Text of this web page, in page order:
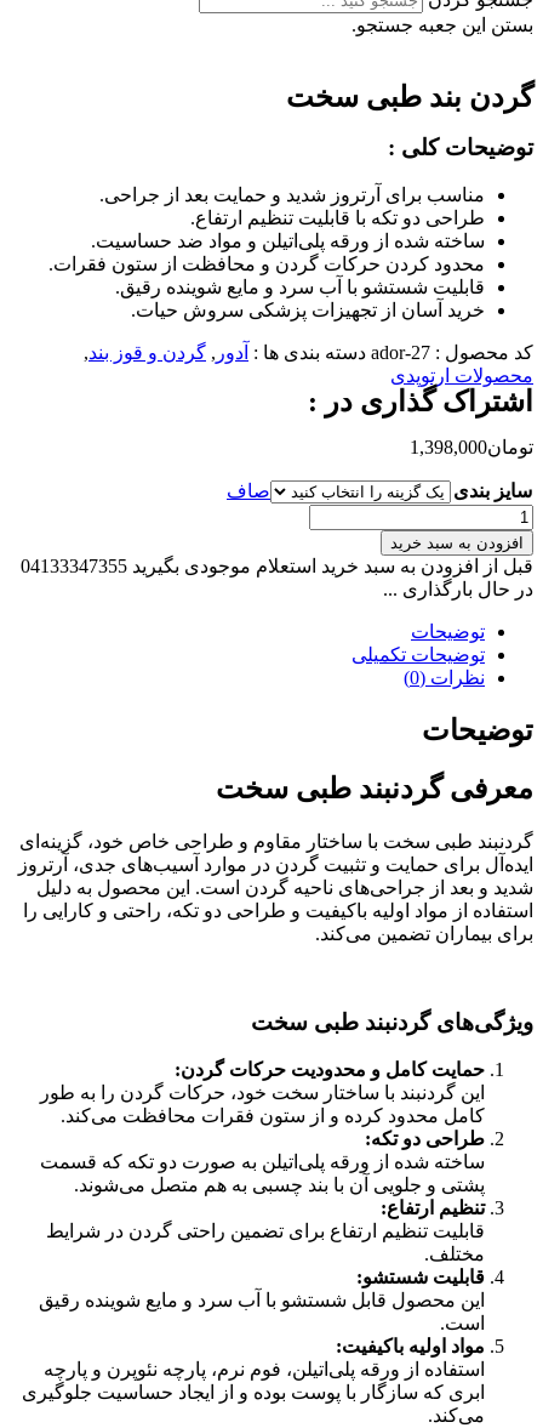
بستن این جعبه جستجو.
گردن بند طبی سخت
توضیحات کلی :
مناسب برای آرتروز شدید و حمایت بعد از جراحی.
طراحی دو تکه با قابلیت تنظیم ارتفاع.
ساخته شده از ورقه پلی‌اتیلن و مواد ضد حساسیت.
محدود کردن حرکات گردن و محافظت از ستون فقرات.
قابلیت شستشو با آب سرد و مایع شوینده رقیق.
خرید آسان از تجهیزات پزشکی سروش حیات.
کد محصول : ador-27 دسته بندی ها : آدور , گردن و قوز بند,
محصولات ارتوپدی
اشتراک گذاری در :
تومان1,398,000
سایز بندی
صاف
گردن
بند
طبی
سخت
عدد
افزودن به سبد خرید
قبل از افزودن به سبد خرید استعلام موجودی بگیرید 04133347355
در حال بارگذاری ...
توضیحات
توضیحات تکمیلی
نظرات (0)
توضیحات
معرفی گردنبند طبی سخت
گردنبند طبی سخت با ساختار مقاوم و طراحی خاص خود، گزینه‌ای
ایده‌آل برای حمایت و تثبیت گردن در موارد آسیب‌های جدی، آرتروز
شدید و بعد از جراحی‌های ناحیه گردن است. این محصول به دلیل
استفاده از مواد اولیه باکیفیت و طراحی دو تکه، راحتی و کارایی را
برای بیماران تضمین می‌کند.
ویژگی‌های گردنبند طبی سخت
حمایت کامل و محدودیت حرکات گردن:
این گردنبند با ساختار سخت خود، حرکات گردن را به طور
کامل محدود کرده و از ستون فقرات محافظت می‌کند.
طراحی دو تکه:
ساخته شده از ورقه پلی‌اتیلن به صورت دو تکه که قسمت
پشتی و جلویی آن با بند چسبی به هم متصل می‌شوند.
تنظیم ارتفاع:
قابلیت تنظیم ارتفاع برای تضمین راحتی گردن در شرایط
مختلف.
قابلیت شستشو:
این محصول قابل شستشو با آب سرد و مایع شوینده رقیق
است.
مواد اولیه باکیفیت:
استفاده از ورقه پلی‌اتیلن، فوم نرم، پارچه نئوپرن و پارچه
ابری که سازگار با پوست بوده و از ایجاد حساسیت جلوگیری
می‌کند.